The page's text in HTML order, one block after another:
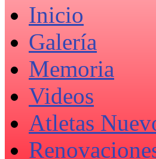
Inicio
Galería
Memoria
Videos
Atletas